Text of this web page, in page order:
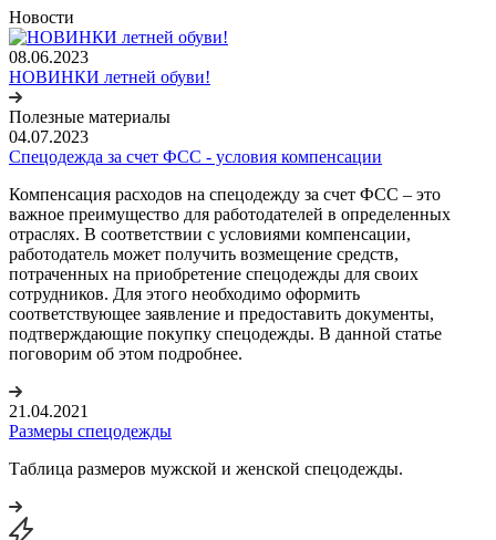
Новости
08.06.2023
НОВИНКИ летней обуви!
Полезные материалы
04.07.2023
Спецодежда за счет ФСС - условия компенсации
Компенсация расходов на спецодежду за счет ФСС – это
важное преимущество для работодателей в определенных
отраслях. В соответствии с условиями компенсации,
работодатель может получить возмещение средств,
потраченных на приобретение спецодежды для своих
сотрудников. Для этого необходимо оформить
соответствующее заявление и предоставить документы,
подтверждающие покупку спецодежды. В данной статье
поговорим об этом подробнее.
21.04.2021
Размеры спецодежды
Таблица размеров мужской и женской спецодежды.